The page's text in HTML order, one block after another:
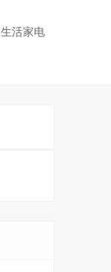
生活家电